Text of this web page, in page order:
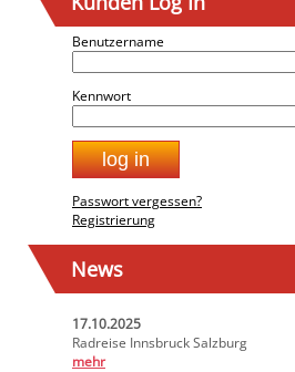
Benutzername
Kennwort
Passwort vergessen?
Registrierung
News
17.10.2025
Radreise Innsbruck Salzburg
mehr